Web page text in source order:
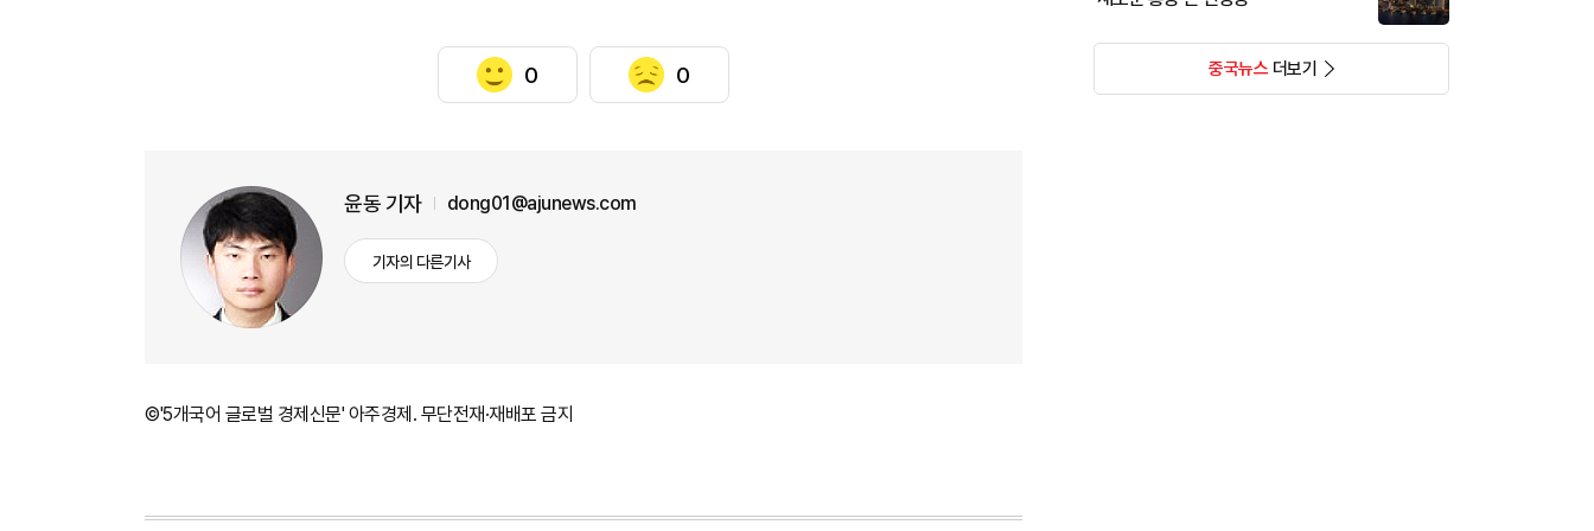
0 0
윤동 기자 dong01@ajunews.com
기자의 다른기사
©'5개국어 글로벌 경제신문' 아주경제. 무단전재·재배포 금지
중국뉴스더보기